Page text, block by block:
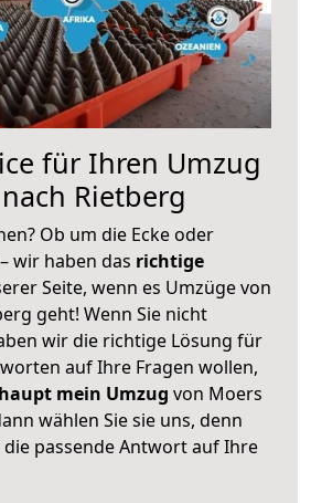
für Ihren Umzug
Rietberg
Ob um die Ecke oder
wir haben das richtige
Seite, wenn es Umzüge von
geht! Wenn Sie nicht
wir die richtige Lösung für
auf Ihre Fragen wollen,
mein Umzug von Moers
wählen Sie sie uns, denn
passende Antwort auf Ihre